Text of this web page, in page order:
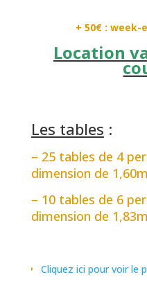
+ 50€ : week-end
Location
Les tables :
– 25 tables de 4
dimension de
– 10 tables de 6
dimension de
Cliquez ici pour voir le